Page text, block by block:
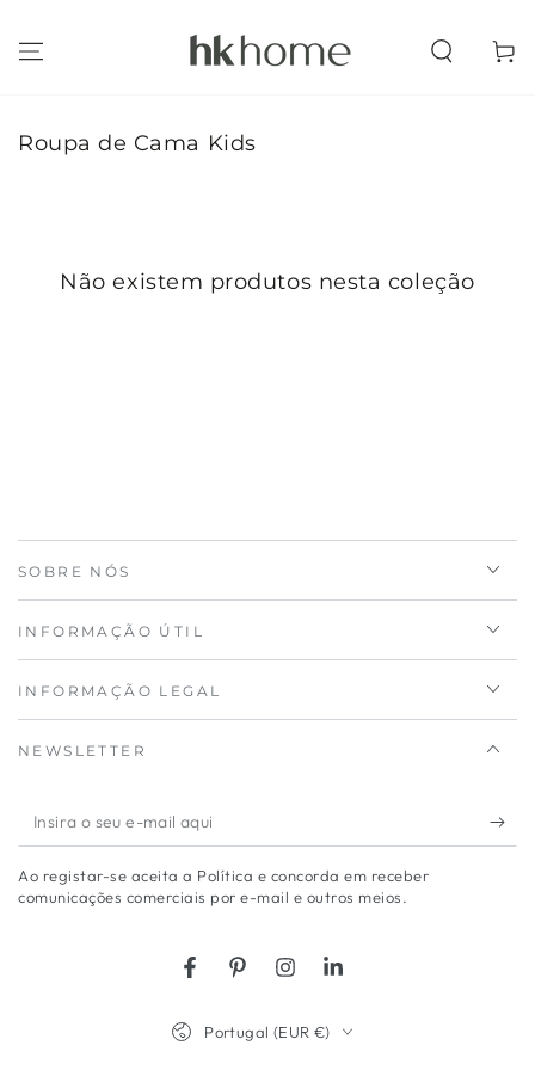
Coleção:
Roupa de Cama Kids
Não existem produtos nesta coleção
SOBRE NÓS
INFORMAÇÃO ÚTIL
INFORMAÇÃO LEGAL
NEWSLETTER
Insira
o
seu
Ao registar-se aceita a Política e concorda em receber
comunicações comerciais por e-mail e outros meios.
FacebookPinterestInstagramLinkedIn
Portugal (EUR €)